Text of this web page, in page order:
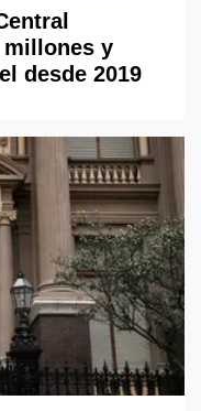
millones y
desde 2019